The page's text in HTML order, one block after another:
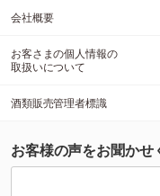
会社概要
お客さまの個人情報の
取扱いについて
酒類販売管理者標識
お客様の声をお聞かせ